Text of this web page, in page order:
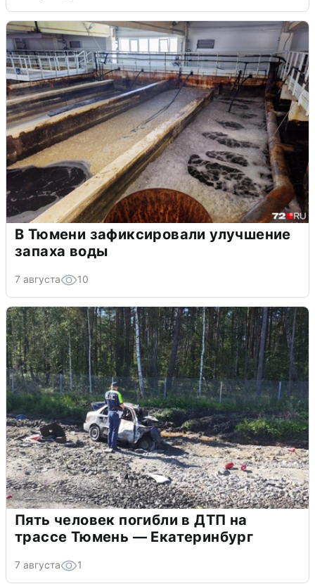
В Тюмени зафиксировали улучшение
запаха воды
7 августа 10
Пять человек погибли в ДТП на
трассе Тюмень — Екатеринбург
7 августа 1